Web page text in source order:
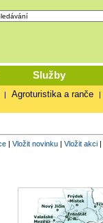
Služby
| Agroturistika a ranče |
| Vložit novinku| Vložit akci|